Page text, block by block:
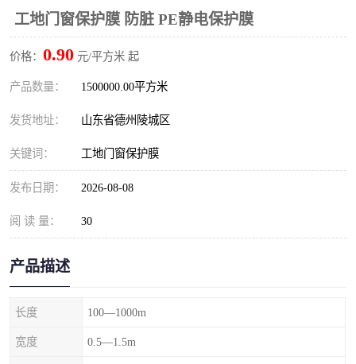
工地门窗保护膜 防脏 PE静电保护膜
价格： 0.90 元/平方米 起
产品数量： 1500000.00平方米
发货地址： 山东省德州陵城区
关键词： 工地门窗保护膜
发布日期： 2026-08-08
阅 读 量： 30
产品描述
长度 100—1000m
宽度 0.5—1.5m